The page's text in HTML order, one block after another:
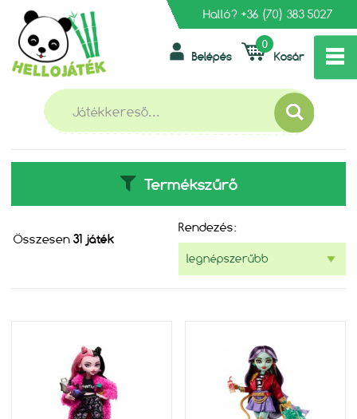
Halló? +36 (70) 383 5027
Kosár
0
Belépés
MONSTER HIGH
Termékszűrő
Összesen 31 játék
Rendezés: